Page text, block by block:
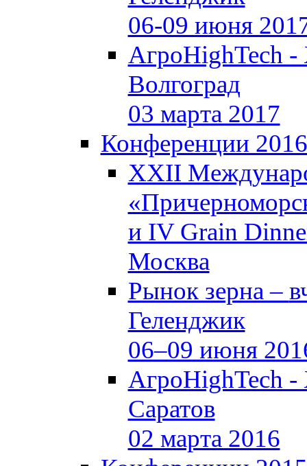
06-09 июня
АгроHighTech
Волгоград
03 марта 2017
Конференции 2016
XXII
и IV Grain
Москва
Рынок зерна –
Геленджик
06–09 июня
АгроHighTech
Саратов
02 марта 2016